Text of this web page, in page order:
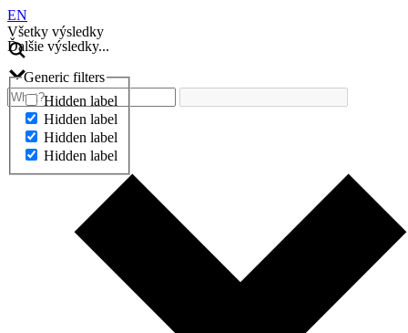
EN
Všetky výsledky
Ďalšie výsledky...
Generic filters
Hidden label
Hidden label
Hidden label
Hidden label
Ďalšie výsledky...